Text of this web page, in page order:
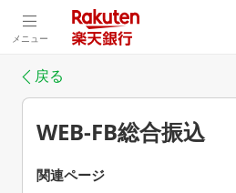
メニュー
戻る
WEB-FB総合振込
関連ページ